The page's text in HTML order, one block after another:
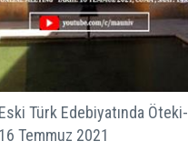
Türk Edebiyatında Öteki-
Temmuz 2021